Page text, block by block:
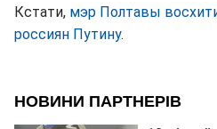
Кстати, мэр Полтавы
россиян Путину.